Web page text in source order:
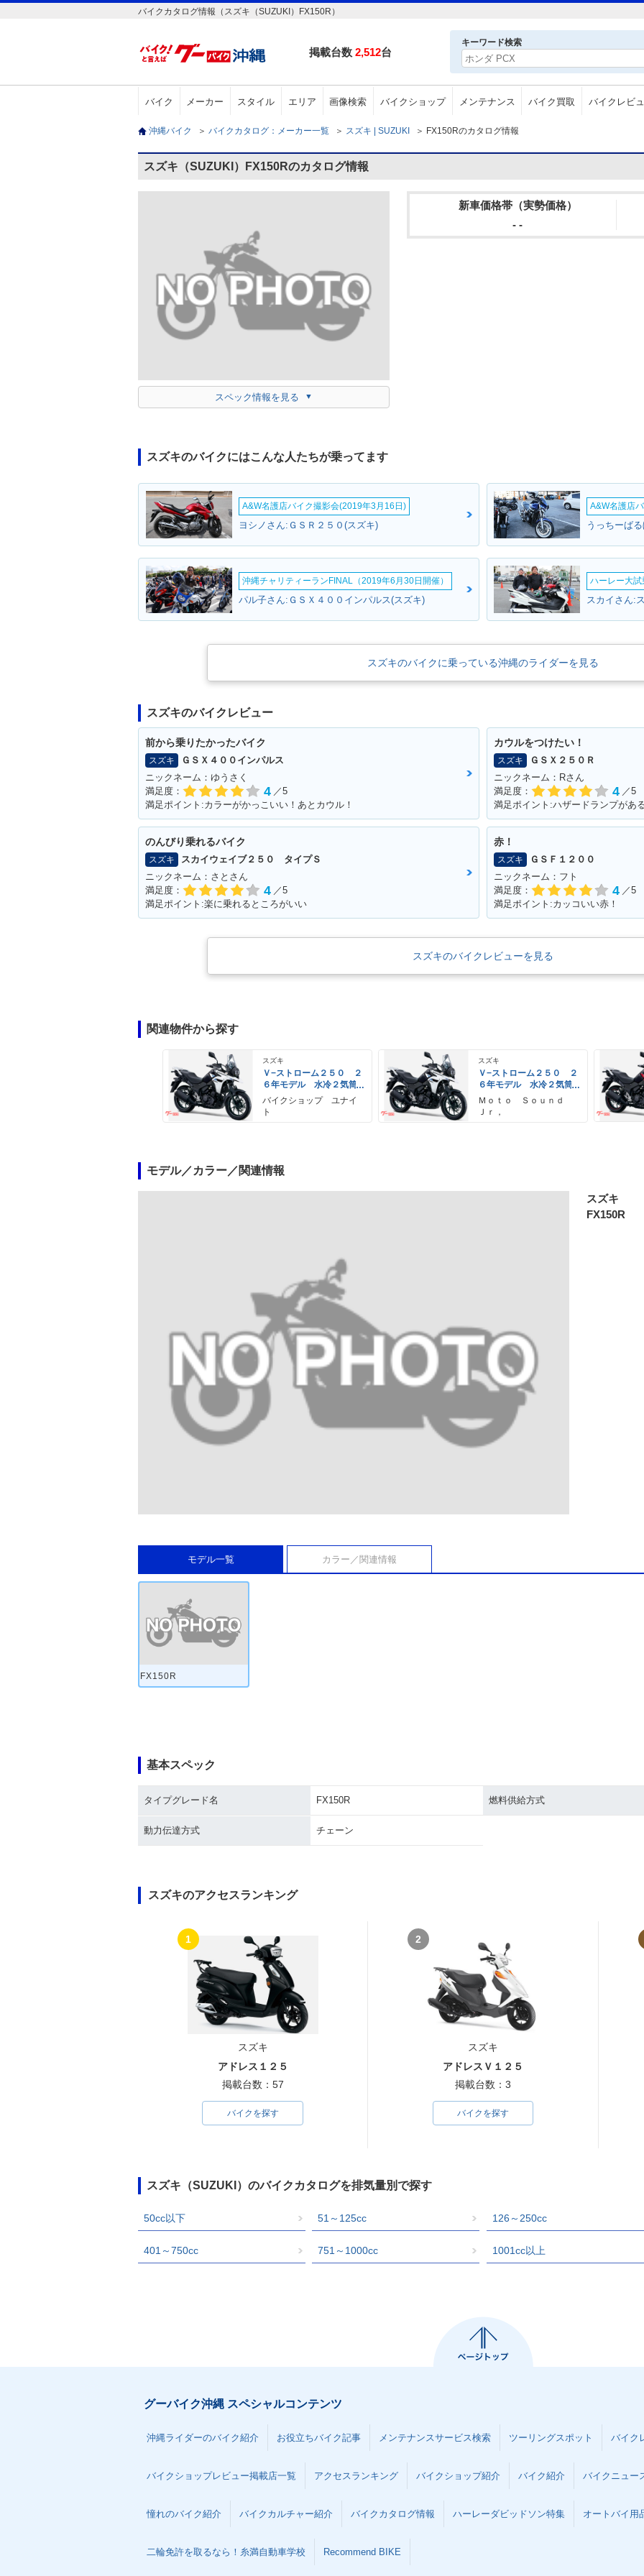
バイクカタログ情報（スズキ（SUZUKI）FX150R）
掲載台数 2,512台
キーワード検索
バイク メーカー スタイル エリア 画像検索 バイクショップ メンテナンス バイク買取 バイクレビ
沖縄バイク ＞ バイクカタログ：メーカー一覧 ＞ スズキ | SUZUKI ＞ FX150Rのカタログ情報
スズキ（SUZUKI）FX150Rのカタログ情報
スペック情報を見る
新車価格帯（実勢価格）
- -
スズキのバイクにはこんな人たちが乗ってます
A&W名護店バイク撮影会(2019年3月16日)
ヨシノさん:ＧＳＲ２５０(スズキ)
A&W名護店
うっちーば
沖縄チャリティーランFINAL（2019年6月30日開催）
パル子さん:ＧＳＸ４００インパルス(スズキ)
ハーレー大
スズキのバイクに乗っている沖縄のライダーを見る
スズキのバイクレビュー
前から乗りたかったバイク
スズキ
ＧＳＸ４００インパルス
ニックネーム：ゆうさく
満足度：
4 ／5
満足ポイント:カラーがかっこいい！あとカウル！
カウルをつけたい！
スズキ
ＧＳＸ２５０Ｒ
ニックネーム：Rさん
満足度：
4 ／5
満足ポイント:ハザードランプがあ
のんびり乗れるバイク
スズキ
スカイウェイブ２５０ タイプＳ
ニックネーム：さとさん
満足度：
4 ／5
満足ポイント:楽に乗れるところがいい
赤！
スズキ
ＧＳＦ１２００
ニックネーム：フト
満足度：
4 ／5
満足ポイント:カッコいい赤！
スズキのバイクレビューを見る
関連物件から探す
スズキ
Ｖ−ストローム２５０ ２
６年モデル 水冷２気筒
エンジン ＬＥＤヘッド
ライト標準装備
バイクショップ ユナイ
ト
スズキ
Ｖ−ストローム２５０ ２
６年モデル 水冷２気筒
エンジン ＬＥＤヘッド
ライト標準装備
Ｍｏｔｏ Ｓｏｕｎｄ
Ｊｒ，
モデル／カラー／関連情報
スズキ
FX150R
モデル一覧 カラー／関連情報
FX150R
基本スペック
タイプグレード名 FX150R 燃料供給方式
動力伝達方式 チェーン
スズキのアクセスランキング
1
スズキ
アドレス１２５
掲載台数：57
バイクを探す
2
スズキ
アドレスＶ１２５
掲載台数：3
バイクを探す
スズキ（SUZUKI）のバイクカタログを排気量別で探す
50cc以下 51～125cc 126～250cc
401～750cc 751～1000cc 1001cc以上
グーバイク沖縄 スペシャルコンテンツ
沖縄ライダーのバイク紹介 お役立ちバイク記事 メンテナンスサービス検索 ツーリングスポット バイク
バイクショップレビュー掲載店一覧 アクセスランキング バイクショップ紹介 バイク紹介 バイクニュー
憧れのバイク紹介 バイクカルチャー紹介 バイクカタログ情報 ハーレーダビッドソン特集 オートバイ用
二輪免許を取るなら！糸満自動車学校 Recommend BIKE